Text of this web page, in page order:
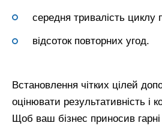
середня тривалість циклу
відсоток повторних угод.
Встановлення чітких цілей
оцінювати результативність і
Щоб ваш бізнес приносив